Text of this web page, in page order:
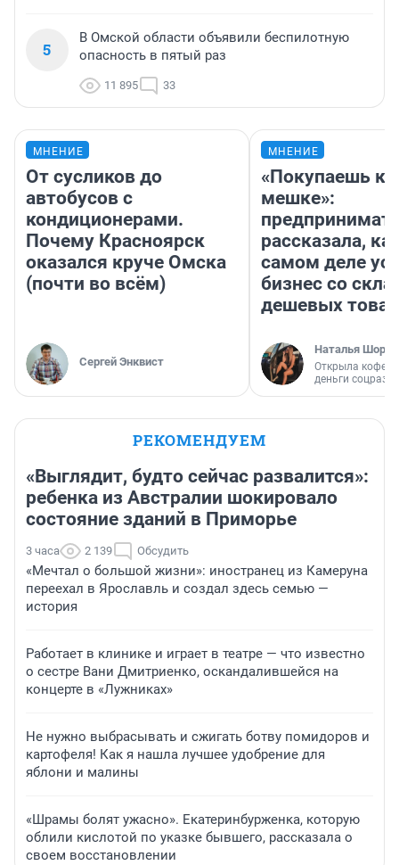
5
В Омской области объявили беспилотную
опасность в пятый раз
11 895 33
МНЕНИЕ
От сусликов до
автобусов с
кондиционерами.
Почему Красноярск
оказался круче Омска
(почти во всём)
Сергей Энквист
МНЕНИЕ
«Покупаешь
мешке»:
рассказала,
самом деле
бизнес со
дешевых
Наталья
Открыла
деньги
РЕКОМЕНДУЕМ
«Выглядит, будто сейчас развалится»:
ребенка из Австралии шокировало
состояние зданий в Приморье
3 часа 2 139 Обсудить
«Мечтал о большой жизни»: иностранец из Камеруна
переехал в Ярославль и создал здесь семью —
история
Работает в клинике и играет в театре — что известно
о сестре Вани Дмитриенко, оскандалившейся на
концерте в «Лужниках»
Не нужно выбрасывать и сжигать ботву помидоров и
картофеля! Как я нашла лучшее удобрение для
яблони и малины
«Шрамы болят ужасно». Екатеринбурженка, которую
облили кислотой по указке бывшего, рассказала о
своем восстановлении